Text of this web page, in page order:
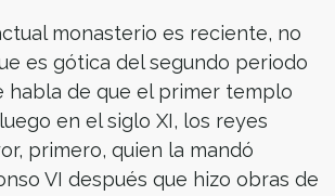
monasterio es reciente, no
es gótica del segundo periodo
habla de que el primer templo
en el siglo XI, los reyes
primero, quien la mandó
VI después que hizo obras de